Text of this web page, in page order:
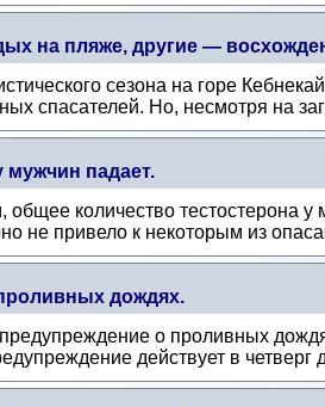
на пляже, другие —
сезона на горе
спасателей. Но, несмотря на
мужчин падает.
количество тестостерона у
не привело к некоторым из
дождях.
о проливных
действует в